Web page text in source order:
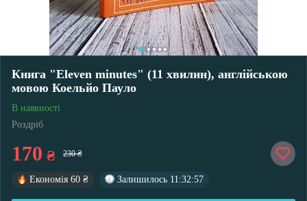
Книга "Eleven minutes" (11 хвилин), англійською
мовою Коельйо Пауло
В наявності
Роздріб
170 ₴ 230 ₴
Економія 60 ₴ Залишилось 11:32:56